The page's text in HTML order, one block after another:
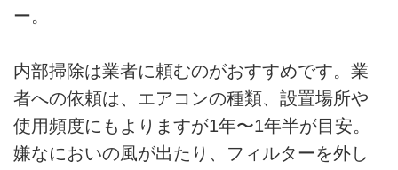
ー。
内部掃除は業者に頼むのがおすすめです。業
者への依頼は、エアコンの種類、設置場所や
使用頻度にもよりますが1年〜1年半が目安。
嫌なにおいの風が出たり、フィルターを外し